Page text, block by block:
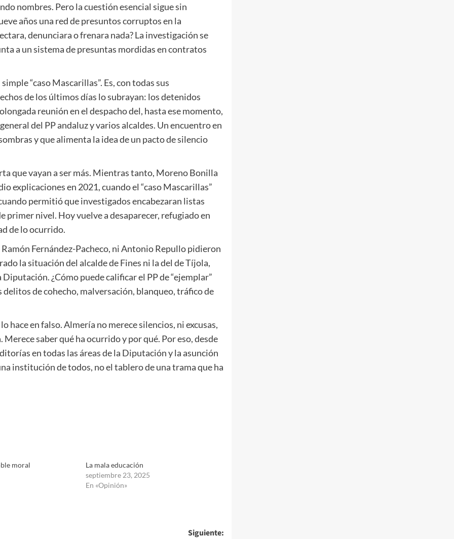
nombres. Pero la cuestión esencial sigue sin
años una red de presuntos corruptos en la
denunciara o frenara nada? La investigación se
a un sistema de presuntas mordidas en contratos
“caso Mascarillas”. Es, con todas sus
de los últimos días lo subrayan: los detenidos
reunión en el despacho del, hasta ese momento,
del PP andaluz y varios alcaldes. Un encuentro en
y que alimenta la idea de un pacto de silencio
que vayan a ser más. Mientras tanto, Moreno Bonilla
explicaciones en 2021, cuando el “caso Mascarillas”
permitió que investigados encabezaran listas
primer nivel. Hoy vuelve a desaparecer, refugiado en
de lo ocurrido.
Fernández-Pacheco, ni Antonio Repullo pidieron
la situación del alcalde de Fines ni la del de Tíjola,
¿Cómo puede calificar el PP de “ejemplar”
de cohecho, malversación, blanqueo, tráfico de
hace en falso. Almería no merece silencios, ni excusas,
saber qué ha ocurrido y por qué. Por eso, desde
en todas las áreas de la Diputación y la asunción
institución de todos, no el tablero de una trama que ha
moral
La mala educación
septiembre 23, 2025
En «Opinión»
Siguiente: